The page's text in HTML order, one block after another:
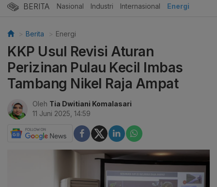
BERITA Nasional Industri Internasional Energi
Berita Energi
KKP Usul Revisi Aturan
Perizinan Pulau Kecil Imbas
Tambang Nikel Raja Ampat
Oleh Tia Dwitiani Komalasari
11 Juni 2025, 14:59